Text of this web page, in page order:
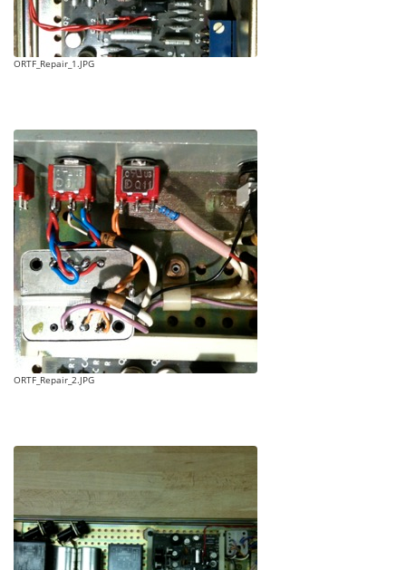
ORTF_Repair_1.JPG
ORTF_Repair_2.JPG